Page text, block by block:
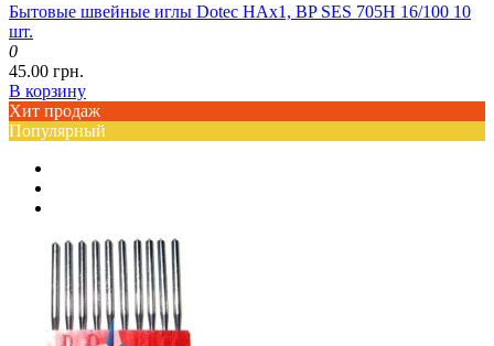
Бытовые швейные иглы Dotec HAx1, BP SES 705H 16/100 10
шт.
0
45.00 грн.
В корзину
Хит продаж
Популярный